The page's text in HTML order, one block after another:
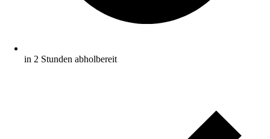
in 2 Stunden abholbereit